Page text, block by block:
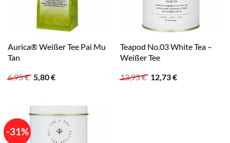
Aurica® Weißer Tee Pai Mu
Tan
6,95€ Ursprünglicher
Preis
5,80€Aktueller
Teapod No.03 White Tea –
Weißer Tee
13,95€ Ursprünglicher
Preis
12,73€Aktueller
-31%